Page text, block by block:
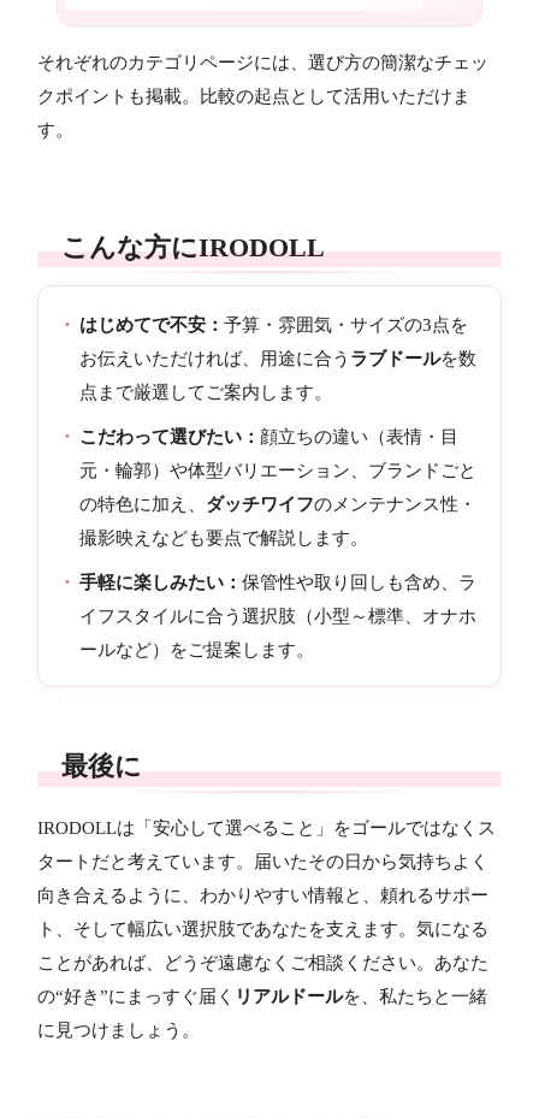
それぞれのカテゴリページには、選び方の簡潔なチェッ
クポイントも掲載。比較の起点として活用いただけま
す。
こんな方にIRODOLL
はじめてで不安：予算・雰囲気・サイズの3点を
お伝えいただければ、用途に合う ラブドールを数
点まで厳選してご案内します。
こだわって選びたい： 顔立ちの違い（表情・目
元・輪郭）や体型バリエーション、ブランドごと
の特色に加え、 ダッチワイフのメンテナンス性・
撮影映えなども要点で解説します。
手軽に楽しみたい：保管性や取り回しも含め、ラ
イフスタイルに合う選択肢（小型～標準、オナホ
ールなど）をご提案します。
最後に
IRODOLLは「安心して選べること」をゴールではなくス
タートだと考えています。届いたその日から気持ちよく
向き合えるように、わかりやすい情報と、頼れるサポー
ト、そして幅広い選択肢であなたを支えます。気になる
ことがあれば、どうぞ遠慮なくご相談ください。あなた
の“好き”にまっすぐ届く リアルドールを、私たちと一緒
に見つけましょう。